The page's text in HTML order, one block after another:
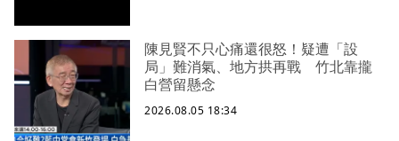
陳見賢不只心痛還很怒！疑遭「設
局」難消氣、地方拱再戰 竹北靠攏
白營留懸念
2026.08.05 18:34